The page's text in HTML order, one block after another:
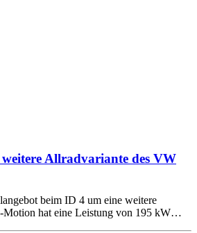
Allradvariante des VW
beim ID 4 um eine weitere
Motion hat eine Leistung von 195 kW…